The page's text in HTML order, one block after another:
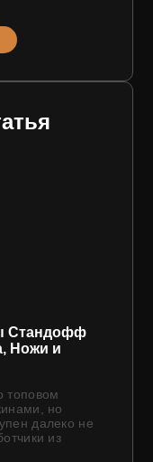
Стандофф
Ножи и
топовом
но
далеко не
из